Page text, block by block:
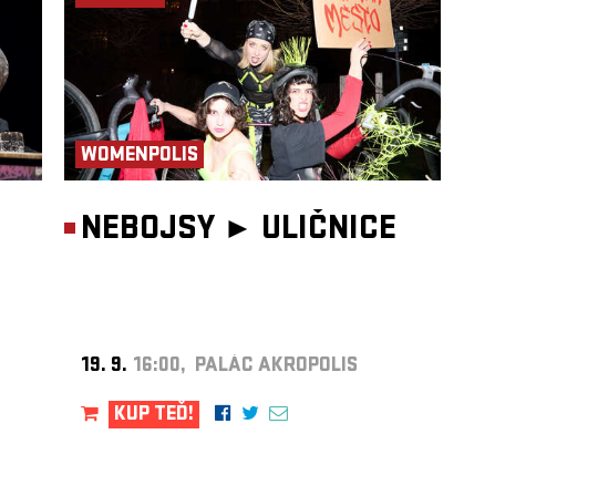
WOMENPOLIS
NEBOJSY ► ULIČNICE
19. 9. 16:00, PALÁC AKROPOLIS
KUP TEĎ!